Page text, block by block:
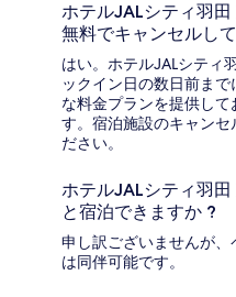
ホテルJALシティ羽
無料でキャンセルし
はい。ホテルJALシティ
ックイン日の数日前ま
な料金プランを提供し
す。宿泊施設のキャンセ
ださい。
ホテルJALシティ羽
と宿泊できますか ?
申し訳ございませんが
は同伴可能です。